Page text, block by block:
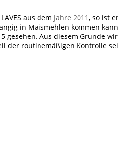
aus dem Jahre 2011 , so ist
in Maismehlen kommen
gesehen. Aus diesem Grunde
der routinemäßigen Kontrolle